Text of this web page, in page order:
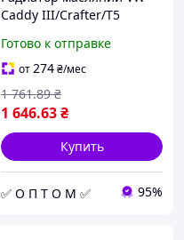
Caddy III/Crafter/T5
31263 (opt-om)
Готово к отправке
от274₴/мес
1 646.63₴
1 761.89 ₴
Купить
✅ О П Т О М ✅ 95%